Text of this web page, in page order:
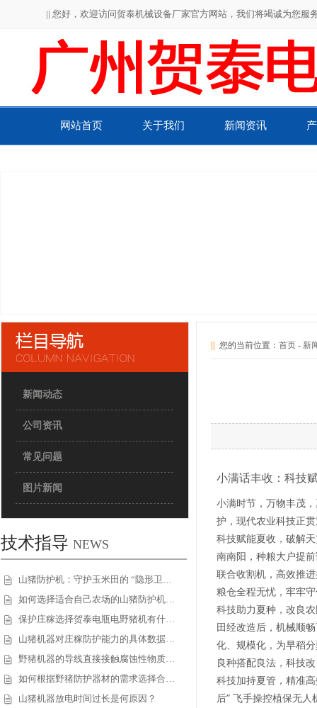
|| 您好，欢迎访问贺泰机械设备厂家官方网站，我们将竭诚为您
网站首页 关于我们 新闻资讯
新闻动态
公司资讯
常见问题
图片新闻
技术指导 NEWS
山猪防护机：守护玉米田的 “隐形卫…
如何选择适合自己农场的山猪防护机…
保护庄稼选择贺泰电瓶电野猪机有什…
山猪机器对庄稼防护能力的具体数据…
野猪机器的导线直接接触腐蚀性物质…
如何根据野猪防护器材的需求选择合…
山猪机器放电时间过长是何原因？
您的当前位置： 首页 - 新
小满话丰收：科技
小满时节，万物丰茂
护，现代农业科技正
科技赋能夏收 ，破解
南南阳，种粮大户提
联合收割机，高效推
粮仓全程无忧，牢牢
科技助力夏种 ，改良
田经改造后，机械顺
化、规模化，为早稻
良种搭配良法，科技
科技加持夏管 ，精准
后” 飞手操控植保无